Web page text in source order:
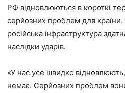
РФ відновлюються в короткі
серйозних проблем для
російська інфраструктура
наслідки ударів.
«У нас усе швидко
немає. Серйозних проблем